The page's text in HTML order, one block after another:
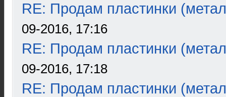
RE: Продам пластинки
09-2016, 17:16
RE: Продам пластинки
09-2016, 17:18
RE: Продам пластинки